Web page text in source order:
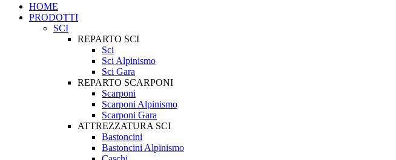
HOME
PRODOTTI
SCI
REPARTO SCI
Sci
Sci Alpinismo
Sci Gara
REPARTO SCARPONI
Scarponi
Scarponi Alpinismo
Scarponi Gara
ATTREZZATURA SCI
Bastoncini
Bastoncini Alpinismo